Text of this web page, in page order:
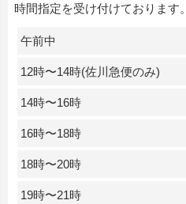
時間指定を受け付けております。
午前中
12時〜14時(佐川急便のみ)
14時〜16時
16時〜18時
18時〜20時
19時〜21時